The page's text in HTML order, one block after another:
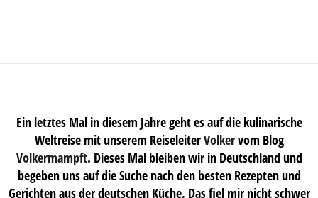
Ein letztes Mal in diesem Jahre geht es auf die kulinarische
Weltreise mit unserem ReiseleiterVolkervom Blog
Volkermampft. Dieses Mal bleiben wir in Deutschland und
begeben uns auf die Suche nach den besten Rezepten und
Gerichten aus der deutschen Küche. Das fiel mir nicht schwer